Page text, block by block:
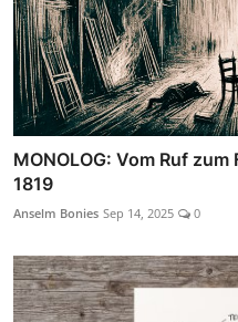
MONOLOG: Vom Ruf
1819
Anselm Bonies Sep 14, 2025 0